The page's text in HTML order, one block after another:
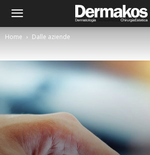
Home Dalle aziende